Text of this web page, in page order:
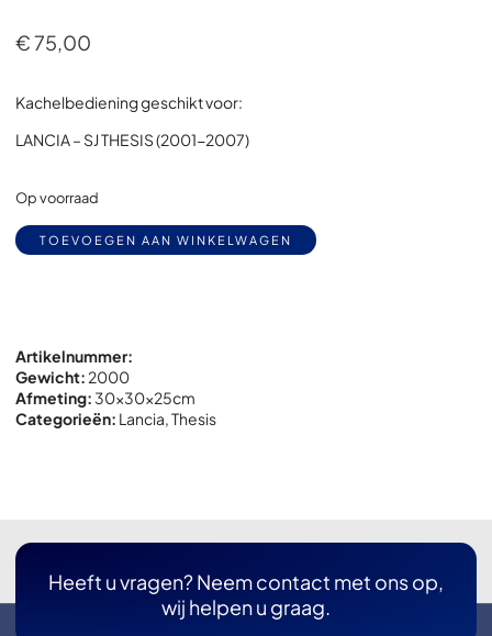
€75,00
Kachelbediening geschikt voor:
LANCIA – SJ THESIS (2001-2007)
Op voorraad
TOEVOEGEN AAN WINKELWAGEN
Artikelnummer:
Gewicht: 2000
Afmeting: 30x30x25cm
Categorieën: Lancia,Thesis
Heeft u vragen? Neem contact met ons op,
wij helpen u graag.